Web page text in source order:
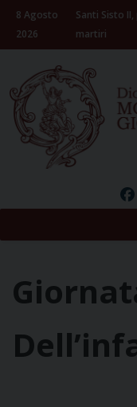
Skip
content
8 Agosto
2026
Santi Sisto
martiri